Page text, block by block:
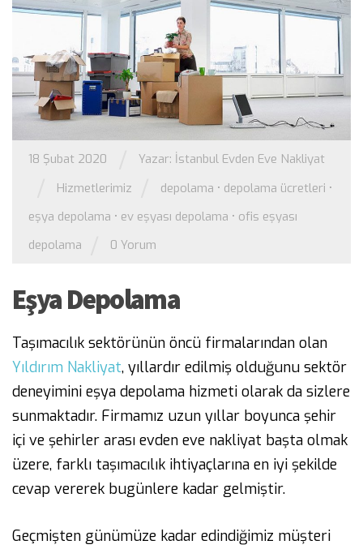
18 Şubat 2020 Yazar: İstanbul Evden Eve Nakliyat
Hizmetlerimiz depolama • depolama ücretleri •
eşya depolama • ev eşyası depolama • ofis eşyası
depolama
0 Yorum
Eşya Depolama
Taşımacılık sektörünün öncü firmalarından olan
Yıldırım Nakliyat, yıllardır edilmiş olduğunu sektör
deneyimini eşya depolama hizmeti olarak da sizlere
sunmaktadır. Firmamız uzun yıllar boyunca şehir
içi ve şehirler arası evden eve nakliyat başta olmak
üzere, farklı taşımacılık ihtiyaçlarına en iyi şekilde
cevap vererek bugünlere kadar gelmiştir.
Geçmişten günümüze kadar edindiğimiz müşteri